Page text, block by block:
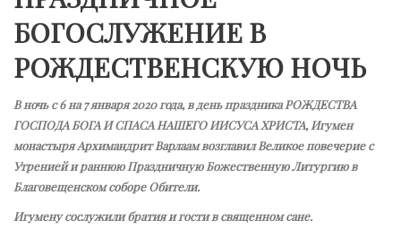
БОГОСЛУЖЕНИЕ В
РОЖДЕСТВЕНСКУЮ НОЧЬ
В ночь с 6 на 7 января 2020 года, в день праздника РОЖДЕСТВА
ГОСПОДА БОГА И СПАСА НАШЕГО ИИСУСА ХРИСТА, Игумен
монастыря Архимандрит Варлаам возглавил Великое повечерие с
Утренией и раннюю Праздничную Божественную Литургию в
Благовещенском соборе Обители.
Игумену сослужили братия и гости в священном сане.